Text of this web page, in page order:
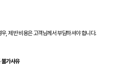
, 제반 비용은 고객님께서 부담하셔야 합니다.
불가사유